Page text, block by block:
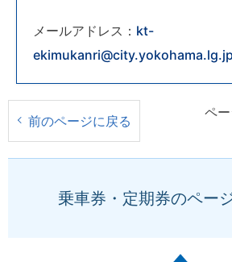
メールアドレス： kt-
ekimukanri@city.yokohama.lg.jp
前のページに戻る
ペ
乗車券・定期券のペー
開く